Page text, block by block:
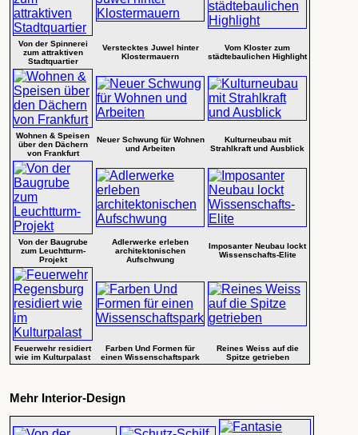
Von der Spinnerei
zum attraktiven
Stadtquartier
Verstecktes Juwel hinter
Klostermauern
Vom Kloster zum
städtebaulichen Highlight
Wohnen & Speisen
über den Dächern
von Frankfurt
Neuer Schwung für Wohnen
und Arbeiten
Kulturneubau mit
Strahlkraft und Ausblick
Von der Baugrube
zum Leuchtturm-
Projekt
Adlerwerke erleben
architektonischen
Aufschwung
Imposanter Neubau lockt
Wissenschafts-Elite
Feuerwehr residiert
wie im Kulturpalast
Farben Und Formen für
einen Wissenschaftspark
Reines Weiss auf die
Spitze getrieben
Mehr Interior-Design